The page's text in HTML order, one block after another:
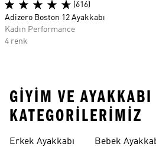
(616)
Adizero Boston 12 Ayakkabı
Kadın Performance
4 renk
GIYIM VE AYAKKABI
KATEGORILERIMIZ
Erkek Ayakkabı Bebek